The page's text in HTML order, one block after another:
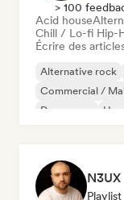
> 100
Acid house
Chill / Lo-fi Hip-
Écrire des
Alternative rock
Commercial /
Dream pop
N3UX
Playlist